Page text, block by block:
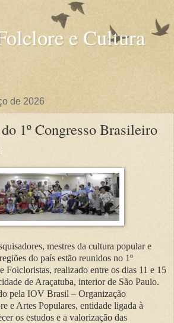
e Cultura
de 2026
1º Congresso Brasileiro
mestres da cultura popular e
do país estão reunidos no 1º
Folcloristas, realizado entre os dias 11 e 15
de Araçatuba, interior de São Paulo.
pela IOV Brasil – Organização
e Artes Populares, entidade ligada à
os estudos e a valorização das